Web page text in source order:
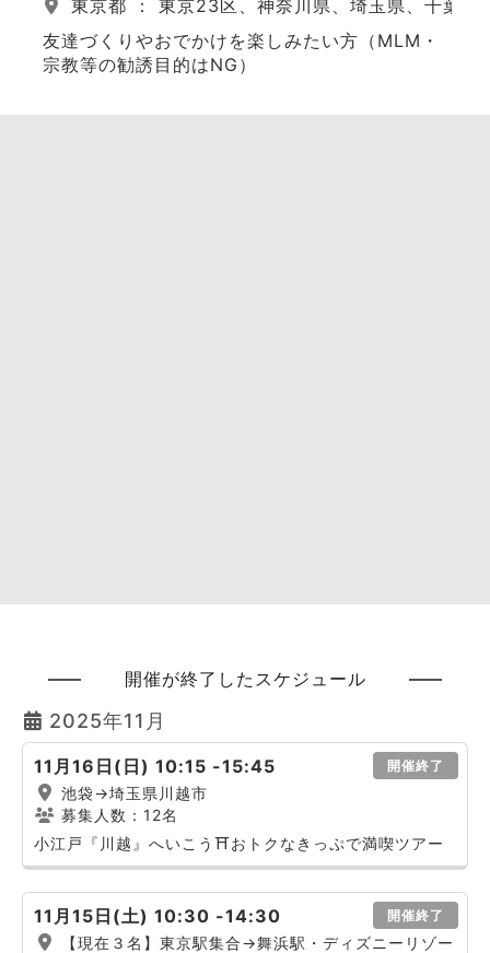
東京都 ： 東京23区、神奈川県、埼玉県、千葉県
友達づくりやおでかけを楽しみたい方（MLM・
宗教等の勧誘目的はNG）
開催が終了したスケジュール
2025年11月
11月16日(日) 10:15 -15:45 開催終了
池袋→埼玉県川越市
募集人数：12名
小江戸『川越』へいこう⛩️おトクなきっぷで満喫ツアー
11月15日(土) 10:30 -14:30 開催終了
【現在３名】東京駅集合→舞浜駅・ディズニーリゾー